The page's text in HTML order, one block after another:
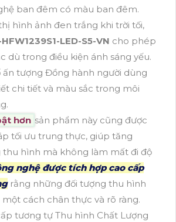
ban đêm có màu ban đêm.
hình ảnh đen trắng khi trời tối,
LED-S5-VN cho phép
dù trong điều kiện ánh sáng yếu.
ấn tượng Đồng hành người dùng
chi tiết và màu sắc trong môi
hơn sản phẩm này cũng được
tối ưu trung thực, giúp tăng
thu hình mà không làm mất đi độ
nghệ được tích hợp cao cấp
rằng những đối tượng thu hình
cách chân thực và rõ ràng.
tương tự Thu hình Chất Lượng